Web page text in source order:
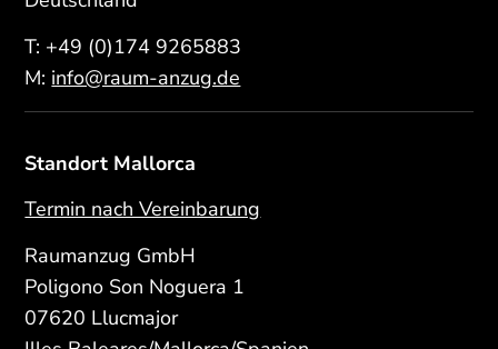
T: +49 (0)174 9265883
M: info@raum-anzug.de
Standort Mallorca
Termin nach Vereinbarung
Raumanzug GmbH
Poligono Son Noguera 1
07620 Llucmajor